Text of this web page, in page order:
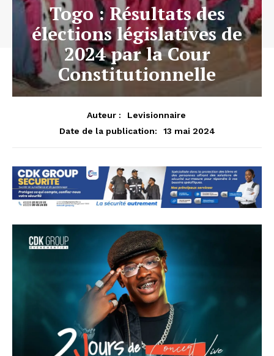
Togo : Résultats des
élections législatives de
2024 par la Cour
Constitutionnelle
Auteur :
Levisionnaire
Date de la publication:
13 mai 2024